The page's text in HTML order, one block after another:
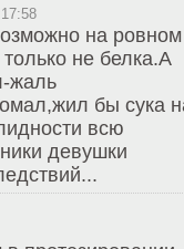
на ровном
не белка.А
жаль
бы сука
всю
девушки